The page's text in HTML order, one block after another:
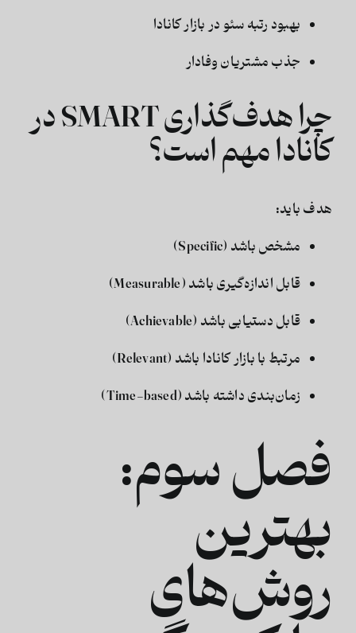
بهبود رتبه سئو در بازار کانادا
جذب مشتریان وفادار
چرا هدف‌گذاری SMART در
کانادا مهم است؟
هدف باید:
مشخص باشد (Specific)
قابل اندازه‌گیری باشد (Measurable)
قابل دستیابی باشد (Achievable)
مرتبط با بازار کانادا باشد (Relevant)
زمان‌بندی داشته باشد (Time-based)
فصل سوم:
بهترین
روش‌های